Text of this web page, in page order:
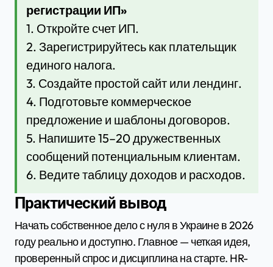
регистрации ИП»
1. Откройте счет ИП.
2. Зарегистрируйтесь как плательщик
единого налога.
3. Создайте простой сайт или лендинг.
4. Подготовьте коммерческое
предложение и шаблоны договоров.
5. Напишите 15–20 дружественных
сообщений потенциальным клиентам.
6. Ведите таблицу доходов и расходов.
Практический вывод
Начать собственное дело с нуля в Украине в 2026
году реально и доступно. Главное — четкая идея,
проверенный спрос и дисциплина на старте. HR-